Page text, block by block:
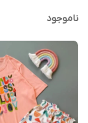
ناموجود